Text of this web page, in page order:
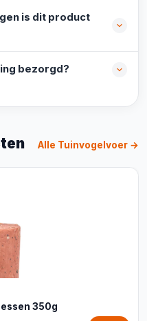
is dit product
bezorgd?
Alle Tuinvogelvoer →
350g